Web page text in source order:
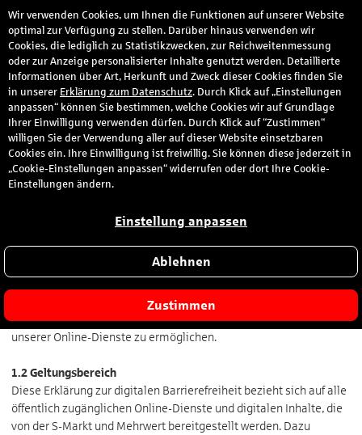
Erklärung zur Barrierefreiheit S-Markt und
Mehrwert GmbH
Wir bei der S-Markt und Mehrwert GmbH legen großen Wert
darauf, unsere digitalen Angebote für alle Menschen zugänglich
oder technischen Voraussetzungen. Unser Ziel ist es, Barrieren zu
reduzieren und eine möglichst uneingeschränkte Nutzung
unserer Online-Dienste zu ermöglichen.
1.2 Geltungsbereich
Diese Erklärung zur digitalen Barrierefreiheit bezieht sich auf alle
öffentlich zugänglichen Online-Dienste und digitalen Inhalte, die
von der S-Markt und Mehrwert bereitgestellt werden. Dazu
Wir verwenden Cookies, um Ihnen die Funktionen auf unserer Website
optimal zur Verfügung zu stellen. Darüber hinaus verwenden wir
Cookies, die lediglich zu Statistikzwecken, zur Reichweitenmessung
oder zur Anzeige personalisierter Inhalte genutzt werden. Detaillierte
Informationen über Art, Herkunft und Zweck dieser Cookies finden Sie
in unserer Erklärung zum Datenschutz. Durch Klick auf „Einstellungen
anpassen“ können Sie bestimmen, welche Cookies wir auf Grundlage
Ihrer Einwilligung verwenden dürfen. Durch Klick auf “Zustimmen“
willigen Sie der Verwendung aller auf dieser Website einsetzbaren
Cookies ein. Ihre Einwilligung ist freiwillig. Sie können diese jederzeit in
„Cookie-Einstellungen anpassen“ widerrufen oder dort Ihre Cookie-
Einstellungen ändern.
Einstellung anpassen
Ablehnen
Zustimmen